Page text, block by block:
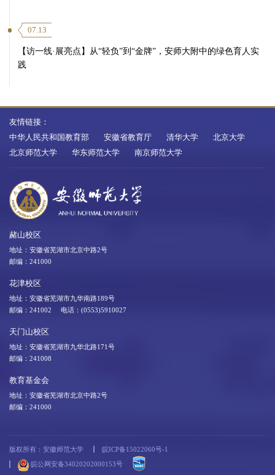
07.13
【访一线·展亮点】从“轻负”到“金牌”，安师大附中的绿色育人实
践
友情链接：
中华人民共和国教育部
安徽省教育厅 清华大学
北京大学
北京师范大学
华东师范大学 南京师范大学
赭山校区
地址：安徽省芜湖市北京中路2号
邮编：241000
花津校区
地址：安徽省芜湖市九华南路189号
邮编：241002 电话：(0553)5910027
天门山校区
地址：安徽省芜湖市九华北路171号
邮编：241008
教育基金会
地址：安徽省芜湖市北京中路2号
邮编：241000
版权所有：安徽师范大学 皖ICP备15022060号-1
皖公网安备34020202000153号